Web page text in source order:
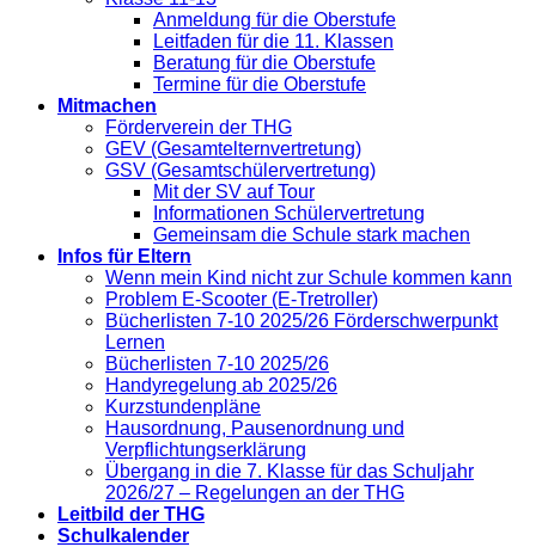
Anmeldung für die Oberstufe
Leitfaden für die 11. Klassen
Beratung für die Oberstufe
Termine für die Oberstufe
Mitmachen
Förderverein der THG
GEV (Gesamtelternvertretung)
GSV (Gesamtschülervertretung)
Mit der SV auf Tour
Informationen Schülervertretung
Gemeinsam die Schule stark machen
Infos für Eltern
Wenn mein Kind nicht zur Schule kommen kann
Problem E-Scooter (E-Tretroller)
Bücherlisten 7-10 2025/26 Förderschwerpunkt
Lernen
Bücherlisten 7-10 2025/26
Handyregelung ab 2025/26
Kurzstundenpläne
Hausordnung, Pausenordnung und
Verpflichtungserklärung
Übergang in die 7. Klasse für das Schuljahr
2026/27 – Regelungen an der THG
Leitbild der THG
Schulkalender